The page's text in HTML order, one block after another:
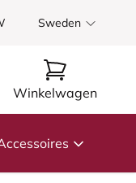
Sweden
Winkelwagen